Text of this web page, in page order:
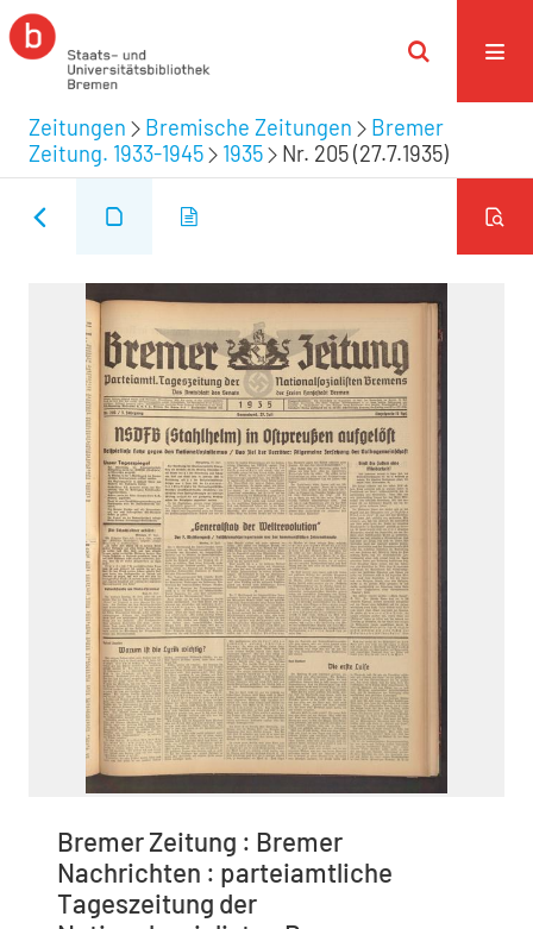
Zeitungen Bremische Zeitungen
Bremer
Zeitung. 1933-1945
1935 Nr. 205 (27.7.1935)
Bremer Zeitung : Bremer
Nachrichten : parteiamtliche
Tageszeitung der